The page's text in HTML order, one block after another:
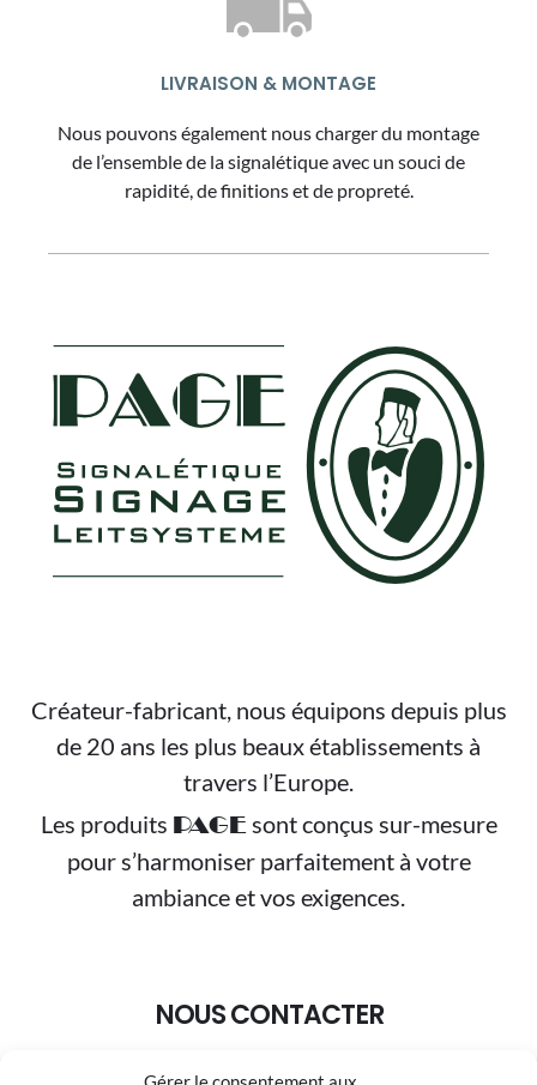
LIVRAISON & MONTAGE
Nous pouvons également nous charger du montage
de l’ensemble de la signalétique avec un souci de
rapidité, de finitions et de propreté.
Créateur-fabricant, nous équipons depuis plus
de 20 ans les plus beaux établissements à
travers l’Europe.
Les produits PAGE sont conçus sur-mesure
pour s’harmoniser parfaitement à votre
ambiance et vos exigences.
NOUS CONTACTER